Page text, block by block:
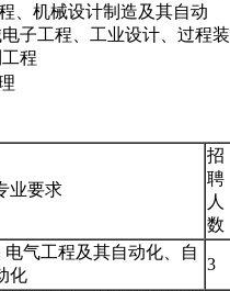
、机械设计制造及其自动
子工程、工业设计、过程装
程
业要求
招
聘
人
数
电气工程及其自动化、自
化
3